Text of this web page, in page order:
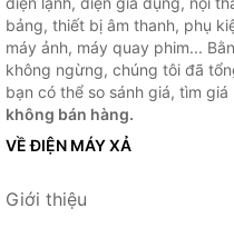
bảng, thiết bị âm thanh, phụ
máy ảnh, máy quay phim...
không ngừng, chúng tôi đã
bạn có thể so sánh giá, tìm
không bán hàng.
VỀ ĐIỆN MÁY XẢ
Giới thiệu